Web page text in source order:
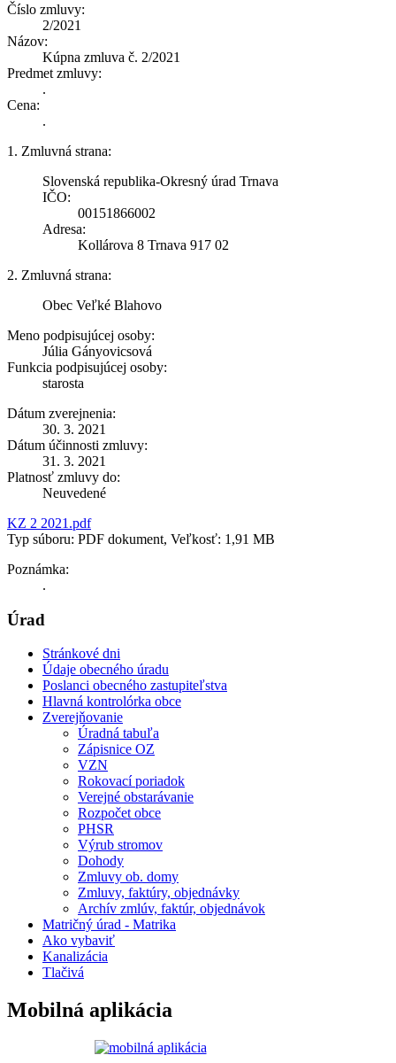
Číslo zmluvy:
2/2021
Názov:
Kúpna zmluva č. 2/2021
Predmet zmluvy:
.
Cena:
.
1. Zmluvná strana:
Slovenská republika-Okresný úrad Trnava
IČO:
00151866002
Adresa:
Kollárova 8 Trnava 917 02
2. Zmluvná strana:
Obec Veľké Blahovo
Meno podpisujúcej osoby:
Júlia Gányovicsová
Funkcia podpisujúcej osoby:
starosta
Dátum zverejnenia:
30. 3. 2021
Dátum účinnosti zmluvy:
31. 3. 2021
Platnosť zmluvy do:
Neuvedené
KZ 2 2021.pdf
Typ súboru: PDF dokument, Veľkosť: 1,91 MB
Poznámka:
.
Úrad
Stránkové dni
Údaje obecného úradu
Poslanci obecného zastupiteľstva
Hlavná kontrolórka obce
Zverejňovanie
Úradná tabuľa
Zápisnice OZ
VZN
Rokovací poriadok
Verejné obstarávanie
Rozpočet obce
PHSR
Výrub stromov
Dohody
Zmluvy ob. domy
Zmluvy, faktúry, objednávky
Archív zmlúv, faktúr, objednávok
Matričný úrad - Matrika
Ako vybaviť
Kanalizácia
Tlačivá
Mobilná aplikácia